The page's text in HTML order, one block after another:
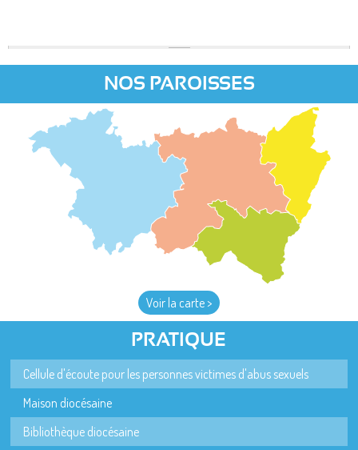
NOS PAROISSES
Voir la carte >
PRATIQUE
Cellule d'écoute pour les personnes victimes d'abus sexuels
Maison diocésaine
Bibliothèque diocésaine